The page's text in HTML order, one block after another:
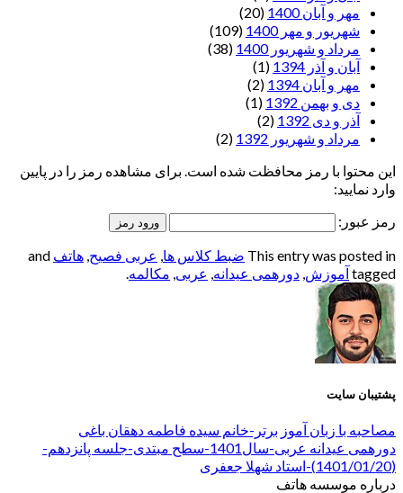
مهر و آبان 1400
(20)
شهریور و مهر 1400
(109)
مرداد و شهریور 1400
(38)
آبان و آذر 1394
(1)
مهر و آبان 1394
(2)
دی و بهمن 1392
(1)
آذر و دی 1392
(2)
مرداد و شهریور 1392
(2)
این محتوا با رمز محافظت شده است. برای مشاهده رمز را در پایین
وارد نمایید:
رمز عبور:
This entry was posted in ضبط کلاس ها, عربی فصیح, هاتف and
tagged آموزش, دورهمی عیدانه, عربی, مکالمه.
پشتیبان سایت
مصاحبه با زبان آموز برتر-خانم سیده فاطمه دهقان باغی
دورهمی عیدانه عربی-سال1401-سطح مبتدی-جلسه پانزدهم-
(1401/01/20)-استاد شهلا جعفری
درباره موسسه هاتف